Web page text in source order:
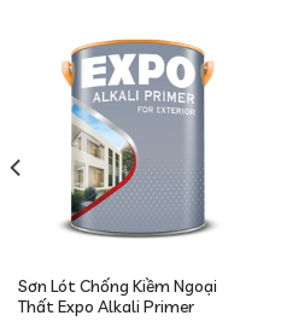
Sơn Lót Chống Kiềm Ngoại
Thất Expo Alkali Primer